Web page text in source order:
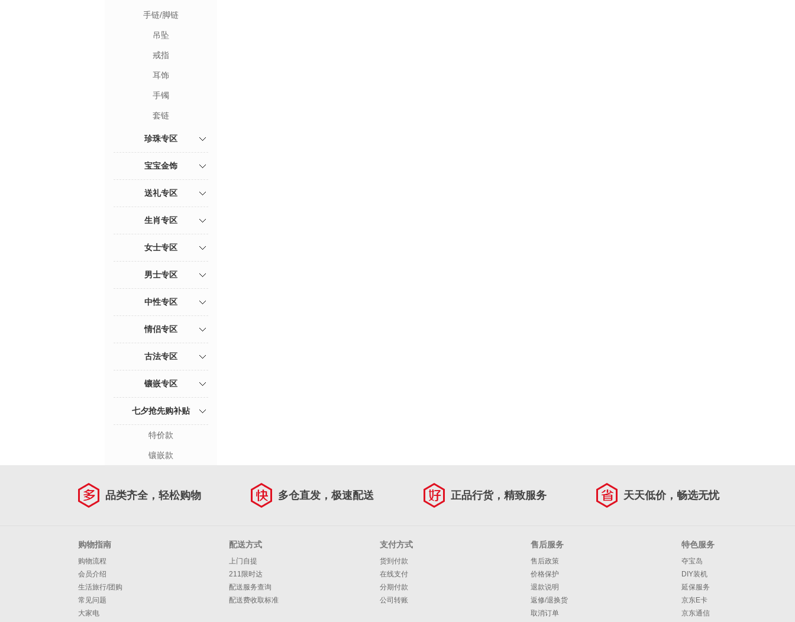
手链/脚链
吊坠
戒指
耳饰
手镯
套链
珍珠专区
宝宝金饰
送礼专区
生肖专区
女士专区
男士专区
中性专区
情侣专区
古法专区
镶嵌专区
七夕抢先购补贴
特价款
镶嵌款
品类齐全，轻松购物 多仓直发，极速配送 正品行货，精致服务 天天低价，畅选无忧
购物指南
购物流程
会员介绍
生活旅行/团购
常见问题
大家电
配送方式
上门自提
211限时达
配送服务查询
配送费收取标准
支付方式
货到付款
在线支付
分期付款
公司转账
售后服务
售后政策
价格保护
退款说明
返修/退换货
取消订单
特色服务
夺宝岛
DIY装机
延保服务
京东E卡
京东通信